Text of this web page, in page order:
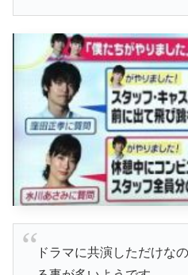
ドラマに共演しただけな